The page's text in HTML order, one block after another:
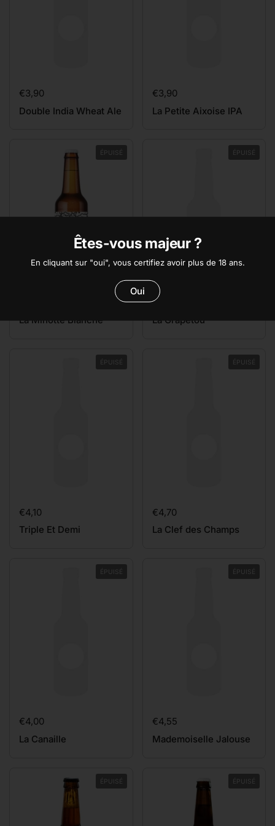
Prix:
€3,90
Double India Wheat Ale
Prix:
€3,90
La Petite Aixoise IPA
La Minotte Blanche
ÉPUISÉ
Prix:
€4,30
La Grapetou
ÉPUISÉ
Prix:
€4,10
Triple Et Demi
ÉPUISÉ
Prix:
€4,70
La Clef des Champs
ÉPUISÉ
Prix:
€4,00
La Canaille
ÉPUISÉ
Prix:
€4,55
Mademoiselle Jalouse
ÉPUISÉ
ÉPUISÉ ÉPUISÉ
Êtes-vous majeur ?
En cliquant sur "oui", vous certifiez avoir plus de 18 ans.
Oui